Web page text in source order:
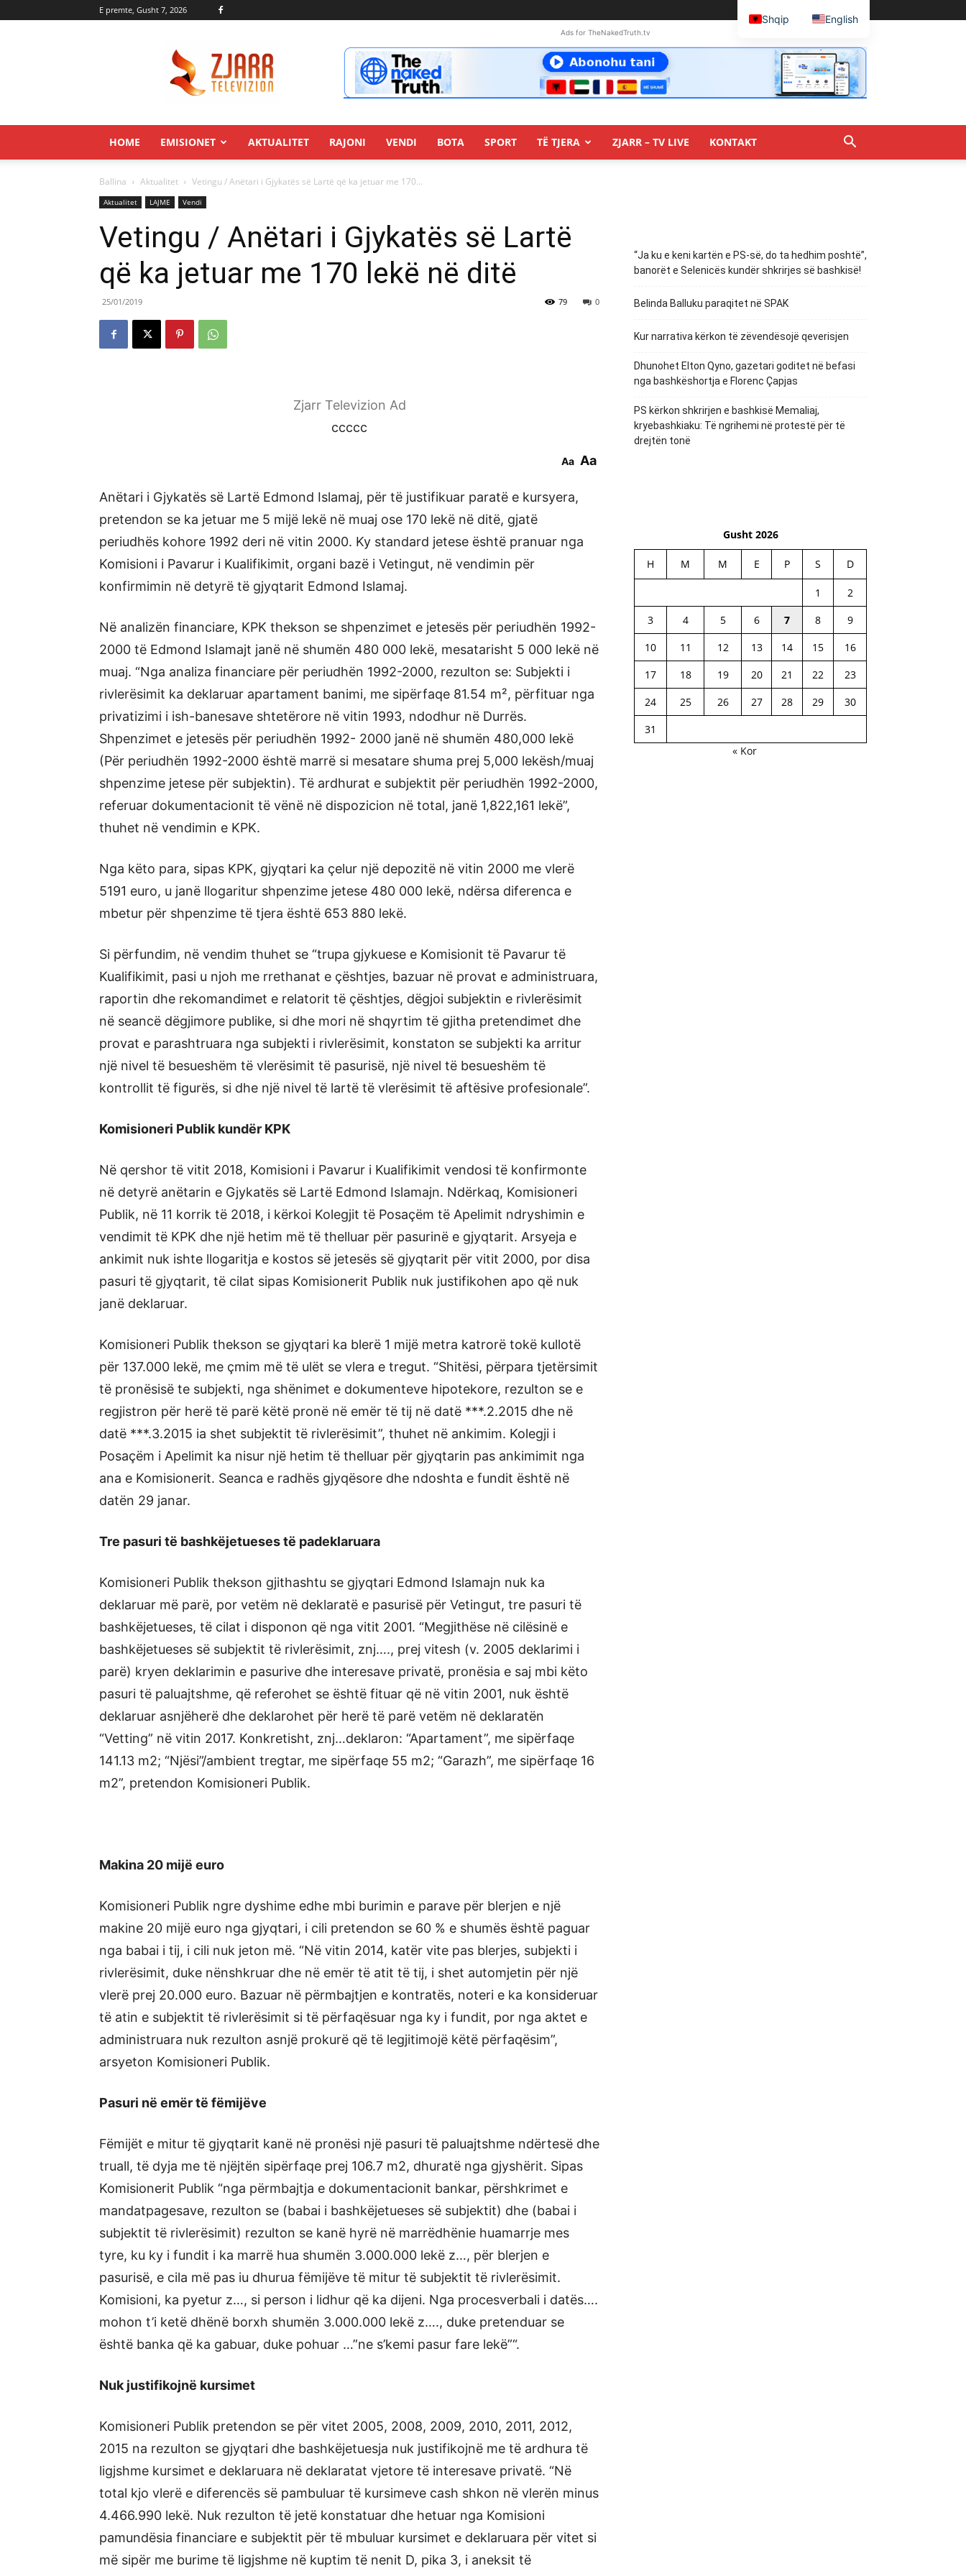
E premte, Gusht 7, 2026
Ads for TheNakedTruth.tv
HOME EMISIONET AKTUALITET RAJONI VENDI BOTA SPORT TË TJERA ZJARR – TV LIVE KONTAKT
Ballina Aktualitet Vetingu / Anëtari i Gjykatës së Lartë që ka jetuar me 170...
Aktualitet LAJME Vendi
Vetingu / Anëtari i Gjykatës së Lartë
që ka jetuar me 170 lekë në ditë
25/01/2019 0
79
Zjarr Televizion Ad
ccccc
Aa Aa
Anëtari i Gjykatës së Lartë Edmond Islamaj, për të justifikuar paratë e kursyera,
pretendon se ka jetuar me 5 mijë lekë në muaj ose 170 lekë në ditë, gjatë
periudhës kohore 1992 deri në vitin 2000. Ky standard jetese është pranuar nga
Komisioni i Pavarur i Kualifikimit, organi bazë i Vetingut, në vendimin për
konfirmimin në detyrë të gjyqtarit Edmond Islamaj.
Në analizën financiare, KPK thekson se shpenzimet e jetesës për periudhën 1992-
2000 të Edmond Islamajt janë në shumën 480 000 lekë, mesatarisht 5 000 lekë në
muaj. “Nga analiza financiare për periudhën 1992-2000, rezulton se: Subjekti i
rivlerësimit ka deklaruar apartament banimi, me sipërfaqe 81.54 m², përfituar nga
privatizimi i ish-banesave shtetërore në vitin 1993, ndodhur në Durrës.
Shpenzimet e jetesës për periudhën 1992- 2000 janë në shumën 480,000 lekë
(Për periudhën 1992-2000 është marrë si mesatare shuma prej 5,000 lekësh/muaj
shpenzime jetese për subjektin). Të ardhurat e subjektit për periudhën 1992-2000,
referuar dokumentacionit të vënë në dispozicion në total, janë 1,822,161 lekë”,
thuhet në vendimin e KPK.
Nga këto para, sipas KPK, gjyqtari ka çelur një depozitë në vitin 2000 me vlerë
5191 euro, u janë llogaritur shpenzime jetese 480 000 lekë, ndërsa diferenca e
mbetur për shpenzime të tjera është 653 880 lekë.
Si përfundim, në vendim thuhet se “trupa gjykuese e Komisionit të Pavarur të
Kualifikimit, pasi u njoh me rrethanat e çështjes, bazuar në provat e administruara,
raportin dhe rekomandimet e relatorit të çështjes, dëgjoi subjektin e rivlerësimit
në seancë dëgjimore publike, si dhe mori në shqyrtim të gjitha pretendimet dhe
provat e parashtruara nga subjekti i rivlerësimit, konstaton se subjekti ka arritur
një nivel të besueshëm të vlerësimit të pasurisë, një nivel të besueshëm të
kontrollit të figurës, si dhe një nivel të lartë të vlerësimit të aftësive profesionale”.
Komisioneri Publik kundër KPK
Në qershor të vitit 2018, Komisioni i Pavarur i Kualifikimit vendosi të konfirmonte
në detyrë anëtarin e Gjykatës së Lartë Edmond Islamajn. Ndërkaq, Komisioneri
Publik, në 11 korrik të 2018, i kërkoi Kolegjit të Posaçëm të Apelimit ndryshimin e
vendimit të KPK dhe një hetim më të thelluar për pasurinë e gjyqtarit. Arsyeja e
ankimit nuk ishte llogaritja e kostos së jetesës së gjyqtarit për vitit 2000, por disa
pasuri të gjyqtarit, të cilat sipas Komisionerit Publik nuk justifikohen apo që nuk
janë deklaruar.
Komisioneri Publik thekson se gjyqtari ka blerë 1 mijë metra katrorë tokë kullotë
për 137.000 lekë, me çmim më të ulët se vlera e tregut. “Shitësi, përpara tjetërsimit
të pronësisë te subjekti, nga shënimet e dokumenteve hipotekore, rezulton se e
regjistron për herë të parë këtë pronë në emër të tij në datë ***.2.2015 dhe në
datë ***.3.2015 ia shet subjektit të rivlerësimit”, thuhet në ankimim. Kolegji i
Posaçëm i Apelimit ka nisur një hetim të thelluar për gjyqtarin pas ankimimit nga
ana e Komisionerit. Seanca e radhës gjyqësore dhe ndoshta e fundit është në
datën 29 janar.
Tre pasuri të bashkëjetueses të padeklaruara
Komisioneri Publik thekson gjithashtu se gjyqtari Edmond Islamajn nuk ka
deklaruar më parë, por vetëm në deklaratë e pasurisë për Vetingut, tre pasuri të
bashkëjetueses, të cilat i disponon që nga vitit 2001. “Megjithëse në cilësinë e
bashkëjetueses së subjektit të rivlerësimit, znj…., prej vitesh (v. 2005 deklarimi i
parë) kryen deklarimin e pasurive dhe interesave privatë, pronësia e saj mbi këto
pasuri të paluajtshme, që referohet se është fituar që në vitin 2001, nuk është
deklaruar asnjëherë dhe deklarohet për herë të parë vetëm në deklaratën
“Vetting” në vitin 2017. Konkretisht, znj…deklaron: “Apartament”, me sipërfaqe
141.13 m2; “Njësi”/ambient tregtar, me sipërfaqe 55 m2; “Garazh”, me sipërfaqe 16
m2”, pretendon Komisioneri Publik.
Makina 20 mijë euro
Komisioneri Publik ngre dyshime edhe mbi burimin e parave për blerjen e një
makine 20 mijë euro nga gjyqtari, i cili pretendon se 60 % e shumës është paguar
nga babai i tij, i cili nuk jeton më. “Në vitin 2014, katër vite pas blerjes, subjekti i
rivlerësimit, duke nënshkruar dhe në emër të atit të tij, i shet automjetin për një
vlerë prej 20.000 euro. Bazuar në përmbajtjen e kontratës, noteri e ka konsideruar
të atin e subjektit të rivlerësimit si të përfaqësuar nga ky i fundit, por nga aktet e
administruara nuk rezulton asnjë prokurë që të legjitimojë këtë përfaqësim”,
arsyeton Komisioneri Publik.
Pasuri në emër të fëmijëve
Fëmijët e mitur të gjyqtarit kanë në pronësi një pasuri të paluajtshme ndërtesë dhe
truall, të dyja me të njëjtën sipërfaqe prej 106.7 m2, dhuratë nga gjyshërit. Sipas
Komisionerit Publik “nga përmbajtja e dokumentacionit bankar, përshkrimet e
mandatpagesave, rezulton se (babai i bashkëjetueses së subjektit) dhe (babai i
subjektit të rivlerësimit) rezulton se kanë hyrë në marrëdhënie huamarrje mes
tyre, ku ky i fundit i ka marrë hua shumën 3.000.000 lekë z…, për blerjen e
pasurisë, e cila më pas iu dhurua fëmijëve të mitur të subjektit të rivlerësimit.
Komisioni, ka pyetur z…, si person i lidhur që ka dijeni. Nga procesverbali i datës….
mohon t’i ketë dhënë borxh shumën 3.000.000 lekë z…., duke pretenduar se
është banka që ka gabuar, duke pohuar …”ne s’kemi pasur fare lekë”“.
Nuk justifikojnë kursimet
Komisioneri Publik pretendon se për vitet 2005, 2008, 2009, 2010, 2011, 2012,
2015 na rezulton se gjyqtari dhe bashkëjetuesja nuk justifikojnë me të ardhura të
ligjshme kursimet e deklaruara në deklaratat vjetore të interesave privatë. “Në
total kjo vlerë e diferencës së pambuluar të kursimeve cash shkon në vlerën minus
4.466.990 lekë. Nuk rezulton të jetë konstatuar dhe hetuar nga Komisioni
pamundësia financiare e subjektit për të mbuluar kursimet e deklaruara për vitet si
më sipër me burime të ligjshme në kuptim të nenit D, pika 3, i aneksit të
“Ja ku e keni kartën e PS-së, do ta hedhim poshtë”,
banorët e Selenicës kundër shkrirjes së bashkisë!
Belinda Balluku paraqitet në SPAK
Kur narrativa kërkon të zëvendësojë qeverisjen
Dhunohet Elton Qyno, gazetari goditet në befasi
nga bashkëshortja e Florenc Çapjas
PS kërkon shkrirjen e bashkisë Memaliaj,
kryebashkiaku: Të ngrihemi në protestë për të
drejtën tonë
Gusht 2026
H M M E P S D
1
2
3
4 5 6 7 8
9
10
11 12 13 14 15
16
17
18 19 20 21 22
23
24
25 26 27 28 29
30
31
« Kor
Shqip English